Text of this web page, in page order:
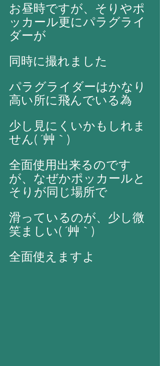
お昼時ですが、そりやポ
ッカール更にパラグライ
ダーが
同時に撮れました
パラグライダーはかなり
高い所に飛んでいる為
少し見にくいかもしれま
せん( ´艸｀)
全面使用出来るのです
が、なぜかポッカールと
そりが同じ場所で
滑っているのが、少し微
笑ましい( ´艸｀)
全面使えますよ